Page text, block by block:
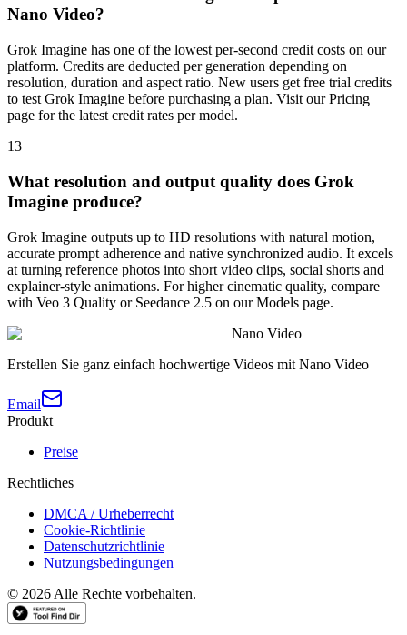
Nano Video?
Grok Imagine has one of the lowest per-second credit costs on our
platform. Credits are deducted per generation depending on
resolution, duration and aspect ratio. New users get free trial credits
to test Grok Imagine before purchasing a plan. Visit our Pricing
page for the latest credit rates per model.
13
What resolution and output quality does Grok
Imagine produce?
Grok Imagine outputs up to HD resolutions with natural motion,
accurate prompt adherence and native synchronized audio. It excels
at turning reference photos into short video clips, social shorts and
explainer-style animations. For higher cinematic quality, compare
with Veo 3 Quality or Seedance 2.5 on our Models page.
Nano Video
Erstellen Sie ganz einfach hochwertige Videos mit Nano Video
Email
Produkt
Preise
Rechtliches
DMCA / Urheberrecht
Cookie-Richtlinie
Datenschutzrichtlinie
Nutzungsbedingungen
© 2026 Alle Rechte vorbehalten.